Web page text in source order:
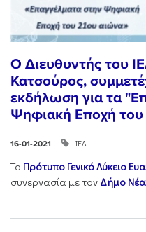
Ο Διευθυντής του
Κατσούρος,
εκδήλωση για τα
Ψηφιακή Εποχή
16-01-2021 ΙΕΛ
Το Πρότυπο Γενικό Λύκειο
συνεργασία με τον Δήμο